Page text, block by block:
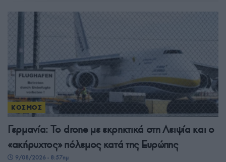
ΚΟΣΜΟΣ
Γερμανία: Το drone με εκρηκτικά στη Λειψία και ο
«ακήρυχτος» πόλεμος κατά της Ευρώπης
9/08/2026 - 8:57πμ